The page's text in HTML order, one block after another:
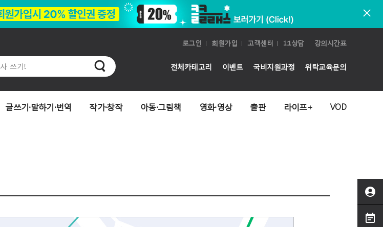
로그인 회원가입 고객센터 1:1상담 강의시간표
전체카테고리 이벤트 국비지원과정 위탁교육문의
글쓰기·말하기·번역 작가·창작 아동·그림책 영화·영상 출판 라이프+ VOD